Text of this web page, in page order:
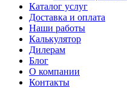
Каталог услуг
Доставка и оплата
Наши работы
Калькулятор
Дилерам
Блог
О компании
Контакты